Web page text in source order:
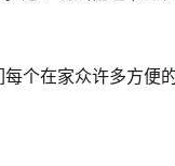
个在家众许多方便